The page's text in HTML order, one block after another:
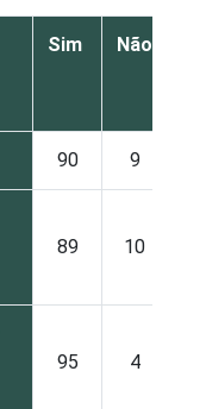
Sim
Não
90 9
89 10
95 4